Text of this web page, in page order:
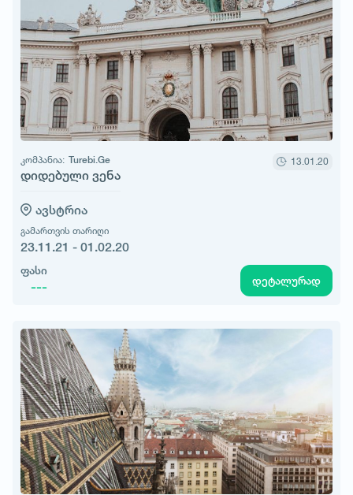
კომპანია: Turebi.Ge
დიდებული ვენა
13.01.20
ავსტრია
გამართვის თარიღი
23.11.21 - 01.02.20
ფასი
--- დეტალურად